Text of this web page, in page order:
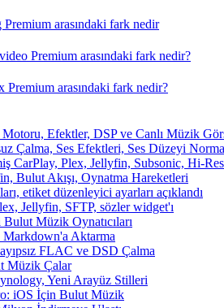
arasındaki fark nedir
Premium arasındaki fark nedir?
Premium arasındaki fark nedir?
Efektler, DSP ve Canlı Müzik
Çalma, Ses Efektleri, Ses Düzeyi
CarPlay, Plex, Jellyfin, Subsonic, Hi-
Bulut Akışı, Oynatma Hareketleri
etiket düzenleyici ayarları açıklandı
Jellyfin, SFTP, sözler widget'ı
Müzik Oynatıcıları
Markdown'a Aktarma
FLAC ve DSD Çalma
Müzik Çalar
Yeni Arayüz Stilleri
iOS İçin Bulut Müzik